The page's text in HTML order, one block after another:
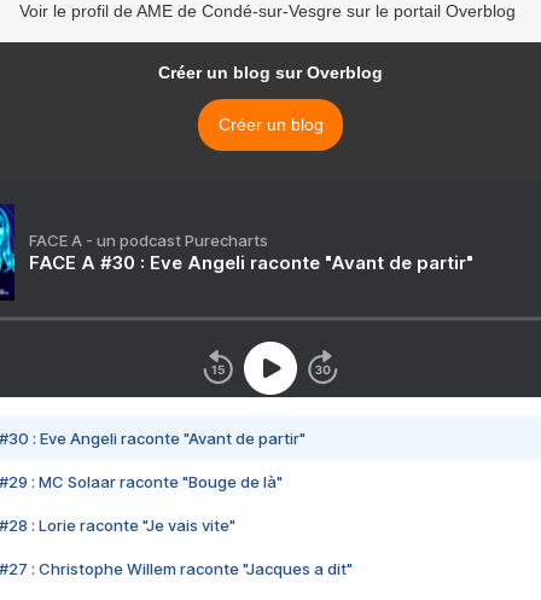
Voir le profil de AME de Condé-sur-Vesgre sur le portail Overblog
Créer un blog sur Overblog
Créer un blog
FACE A - un podcast Purecharts
FACE A #30 : Eve Angeli raconte "Avant de partir"
#30 : Eve Angeli raconte "Avant de partir"
#29 : MC Solaar raconte "Bouge de là"
#28 : Lorie raconte "Je vais vite"
#27 : Christophe Willem raconte "Jacques a dit"